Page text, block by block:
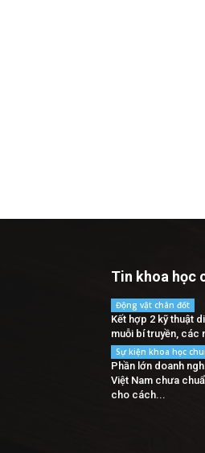
Tin khoa học
Động vật chân đốt
Kết hợp 2 kỹ thuật
muỗi bí truyền, các
Sự kiện khoa học
Phần lớn doanh
Việt Nam chưa
cho cách...